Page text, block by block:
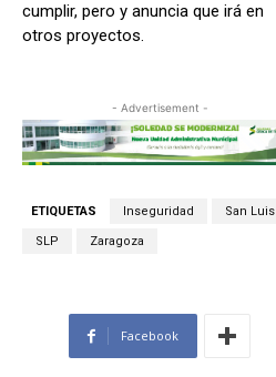
cumplir, pero y anuncia que irá en
otros proyectos.
- Advertisement -
ETIQUETAS Inseguridad San Luis
SLP Zaragoza
Facebook